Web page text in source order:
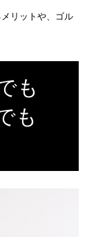
リットや、ゴル
も
も